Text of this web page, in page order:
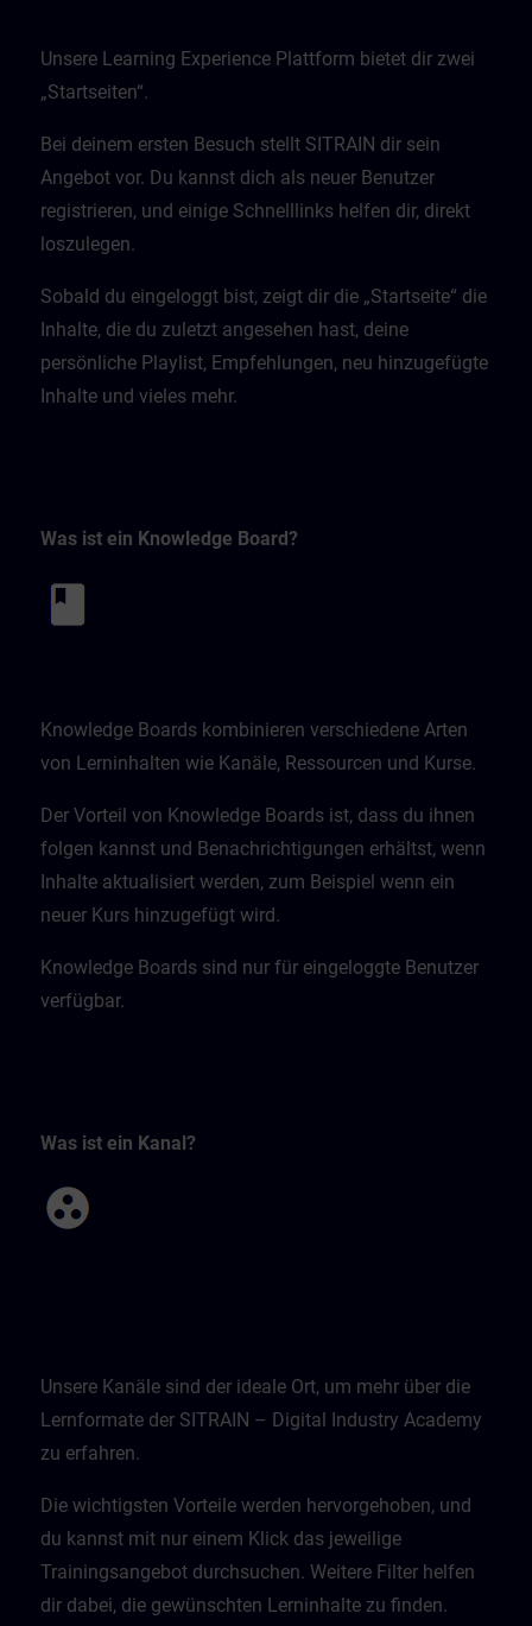
Unsere Learning Experience Plattform bietet dir zwei
„Startseiten“.
Bei deinem ersten Besuch stellt SITRAIN dir sein
Angebot vor. Du kannst dich als neuer Benutzer
registrieren, und einige Schnelllinks helfen dir, direkt
loszulegen.
Sobald du eingeloggt bist, zeigt dir die „Startseite“ die
Inhalte, die du zuletzt angesehen hast, deine
persönliche Playlist, Empfehlungen, neu hinzugefügte
Inhalte und vieles mehr.
Was ist ein Knowledge Board?
Knowledge Boards kombinieren verschiedene Arten
von Lerninhalten wie Kanäle, Ressourcen und Kurse.
Der Vorteil von Knowledge Boards ist, dass du ihnen
folgen kannst und Benachrichtigungen erhältst, wenn
Inhalte aktualisiert werden, zum Beispiel wenn ein
neuer Kurs hinzugefügt wird.
Knowledge Boards sind nur für eingeloggte Benutzer
verfügbar.
Was ist ein Kanal?
Unsere Kanäle sind der ideale Ort, um mehr über die
Lernformate der SITRAIN – Digital Industry Academy
zu erfahren.
Die wichtigsten Vorteile werden hervorgehoben, und
du kannst mit nur einem Klick das jeweilige
Trainingsangebot durchsuchen. Weitere Filter helfen
dir dabei, die gewünschten Lerninhalte zu finden.